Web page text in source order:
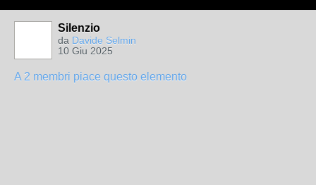
Silenzio
da Davide Selmin
10 Giu 2025
A 2 membri piace questo elemento